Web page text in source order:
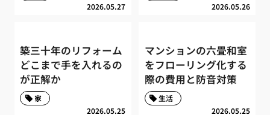
2026.05.27 2026.05.26
築三十年のリフォーム
どこまで手を入れるの
が正解か
2026.05.25
家
マンションの六畳和室
をフローリング化する
際の費用と防音対策
2026.05.25
生活